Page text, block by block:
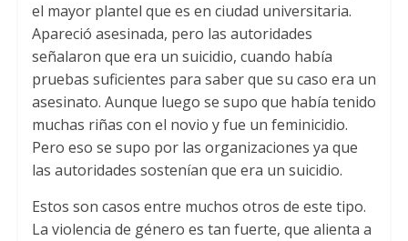
el mayor plantel que es en ciudad universitaria.
Apareció asesinada, pero las autoridades
señalaron que era un suicidio, cuando había
pruebas suficientes para saber que su caso era un
asesinato. Aunque luego se supo que había tenido
muchas riñas con el novio y fue un feminicidio.
Pero eso se supo por las organizaciones ya que
las autoridades sostenían que era un suicidio.
Estos son casos entre muchos otros de este tipo.
La violencia de género es tan fuerte, que alienta a